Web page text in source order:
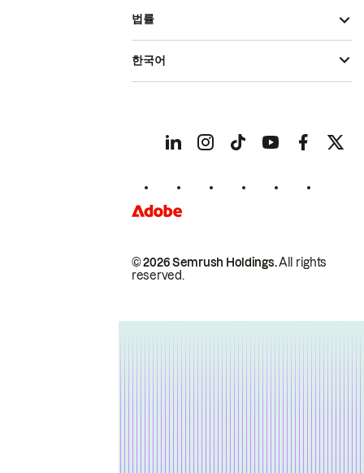
© 2026 Semrush Holdings.All rights
reserved.
법률
한국어